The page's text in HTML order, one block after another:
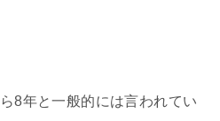
8年と一般的には言われてい